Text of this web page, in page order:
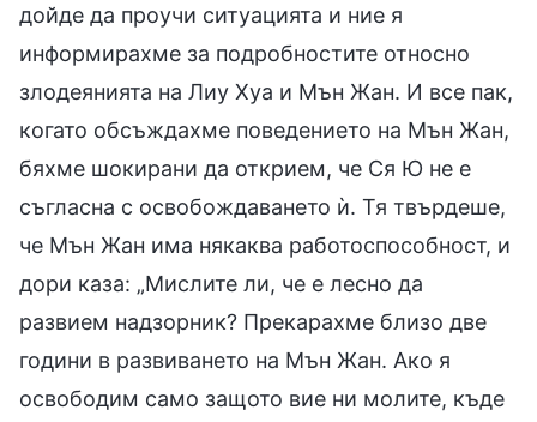
дойде да проучи ситуацията и ние я
информирахме за подробностите относно
злодеянията на Лиу Хуа и Мън Жан. И все пак,
когато обсъждахме поведението на Мън Жан,
бяхме шокирани да открием, че Ся Ю не е
съгласна с освобождаването ѝ. Тя твърдеше,
че Мън Жан има някаква работоспособност, и
дори каза: „Мислите ли, че е лесно да
развием надзорник? Прекарахме близо две
години в развиването на Мън Жан. Ако я
освободим само защото вие ни молите, къде